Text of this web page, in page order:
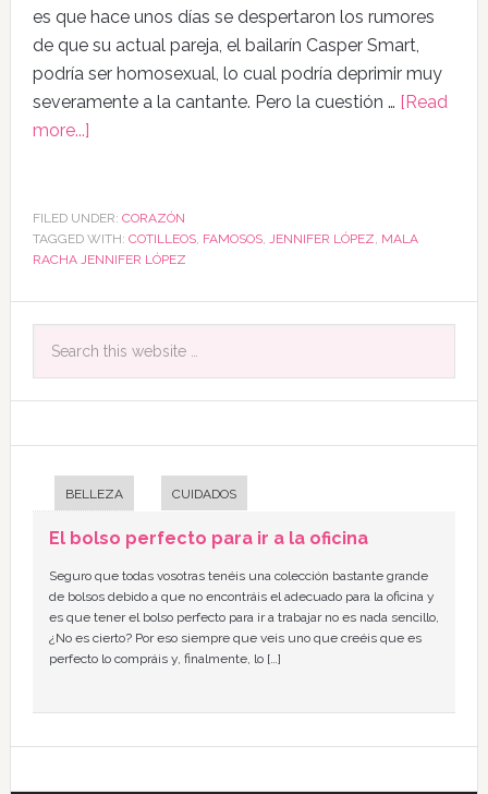
es que hace unos días se despertaron los rumores
de que su actual pareja, el bailarín Casper Smart,
podría ser homosexual, lo cual podría deprimir muy
severamente a la cantante. Pero la cuestión … [Read
more...]
FILED UNDER: CORAZÓN
TAGGED WITH: COTILLEOS, FAMOSOS, JENNIFER LÓPEZ, MALA
RACHA JENNIFER LÓPEZ
BELLEZA CUIDADOS
El bolso perfecto para ir a la oficina
Seguro que todas vosotras tenéis una colección bastante grande
de bolsos debido a que no encontráis el adecuado para la oficina y
es que tener el bolso perfecto para ir a trabajar no es nada sencillo,
¿No es cierto? Por eso siempre que veis uno que creéis que es
perfecto lo compráis y, finalmente, lo […]